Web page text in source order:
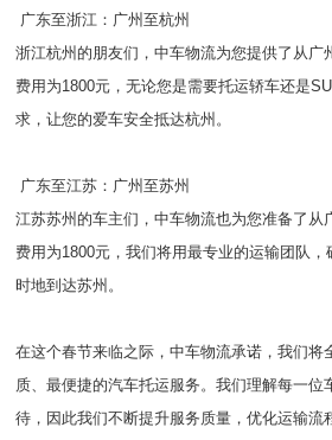
广东至浙江：广州至杭州
浙江杭州的朋友们，中车物流为您提供了从广
费用为1800元，无论您是需要托运轿车还是
求，让您的爱车安全抵达杭州。
广东至江苏：广州至苏州
江苏苏州的车主们，中车物流也为您准备了从
费用为1800元，我们将用最专业的运输团队
时地到达苏州。
在这个春节来临之际，中车物流承诺，我们将
质、最便捷的汽车托运服务。我们理解每一位
待，因此我们不断提升服务质量，优化运输流